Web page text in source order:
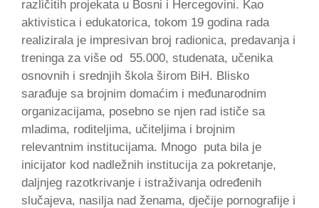
različitih projekata u Bosni i Hercegovini. Kao
aktivistica i edukatorica, tokom 19 godina rada
realizirala je impresivan broj radionica, predavanja i
treninga za više od 55.000, studenata, učenika
osnovnih i srednjih škola širom BiH. Blisko
sarađuje sa brojnim domaćim i međunarodnim
organizacijama, posebno se njen rad ističe sa
mladima, roditeljima, učiteljima i brojnim
relevantnim institucijama. Mnogo puta bila je
inicijator kod nadležnih institucija za pokretanje,
daljnjeg razotkrivanje i istraživanja određenih
slučajeva, nasilja nad ženama, dječije pornografije i